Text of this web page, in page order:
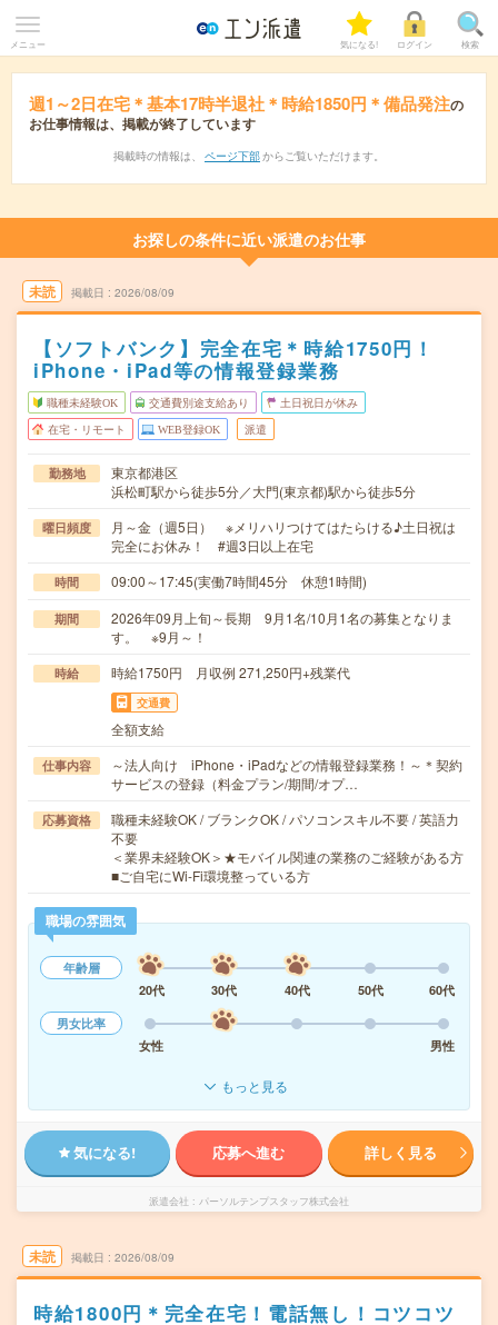
メニュー 気になる! ログイン 検索
週1～2日在宅＊基本17時半退社＊時給1850円＊備品発注の
お仕事情報は、掲載が終了しています
掲載時の情報は、 ページ下部 からご覧いただけます。
お探しの条件に近い派遣のお仕事
未読 掲載日 2026/08/09
【ソフトバンク】完全在宅＊時給1750円！
iPhone・iPad等の情報登録業務
職種未経験OK 交通費別途支給あり 土日祝日が休み
在宅・リモート WEB登録OK 派遣
勤務地
東京都港区
浜松町駅から徒歩5分／大門(東京都)駅から徒歩5分
曜日頻度
月～金（週5日） ※メリハリつけてはたらける♪土日祝は
完全にお休み！ #週3日以上在宅
時間 09:00～17:45(実働7時間45分 休憩1時間)
期間
2026年09月上旬～長期 9月1名/10月1名の募集となりま
す。 ※9月～！
時給 時給1750円 月収例 271,250円+残業代
交通費
全額支給
仕事内容
～法人向け iPhone・iPadなどの情報登録業務！～＊契約
サービスの登録（料金プラン/期間/オプ…
応募資格
職種未経験OK / ブランクOK / パソコンスキル不要 / 英語力
不要
＜業界未経験OK＞★モバイル関連の業務のご経験がある方
■ご自宅にWi-Fi環境整っている方
職場の雰囲気
年齢層
20代
30代 40代 50代
60代
男女比率
女性
男性
もっと見る
気になる! 応募へ進む 詳しく見る
派遣会社 パーソルテンプスタッフ株式会社
未読 掲載日 2026/08/09
時給1800円＊完全在宅！電話無し！コツコツ